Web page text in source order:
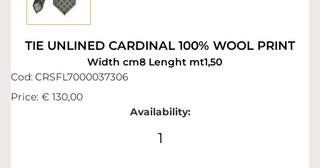
TIE UNLINED CARDINAL 100% WOOL PRINT
Width cm8 Lenght mt1,50
Cod:CRSFL7000037306
Price: € 130,00
Availability:
1